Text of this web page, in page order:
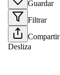
Guardar
Filtrar
Compartir
Desliza